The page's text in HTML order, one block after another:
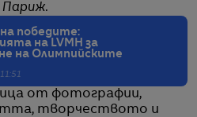
Париж.
победите:
на LVMH за
на Олимпийските
от фотографии,
творчеството и